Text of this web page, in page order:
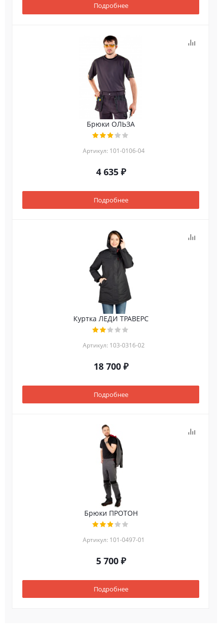
Подробнее
Брюки ОЛЬЗА
Артикул: 101-0106-04
4 635 ₽
Подробнее
Куртка ЛЕДИ ТРАВЕРС
Артикул: 103-0316-02
18 700 ₽
Подробнее
Брюки ПРОТОН
Артикул: 101-0497-01
5 700 ₽
Подробнее